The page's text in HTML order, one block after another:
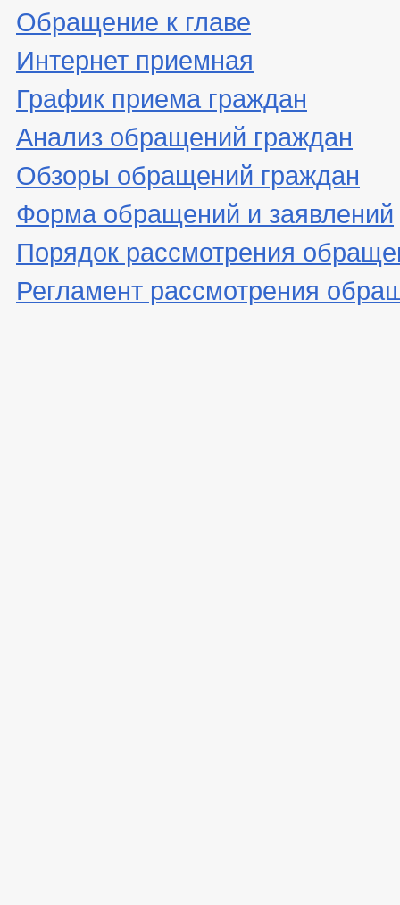
Обращение к главе
Интернет приемная
График приема граждан
Анализ обращений граждан
Обзоры обращений граждан
Форма обращений и заявлений
Порядок рассмотрения
Регламент рассмотрения